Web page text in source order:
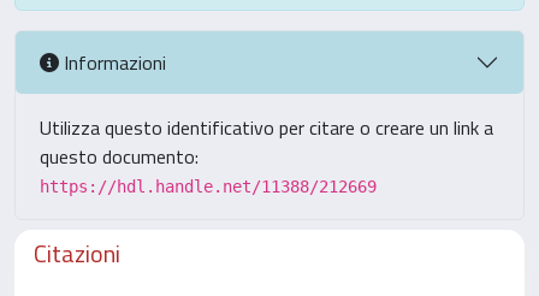
Informazioni
Utilizza questo identificativo per citare o creare un link a
questo documento:
https://hdl.handle.net/11388/212669
Citazioni